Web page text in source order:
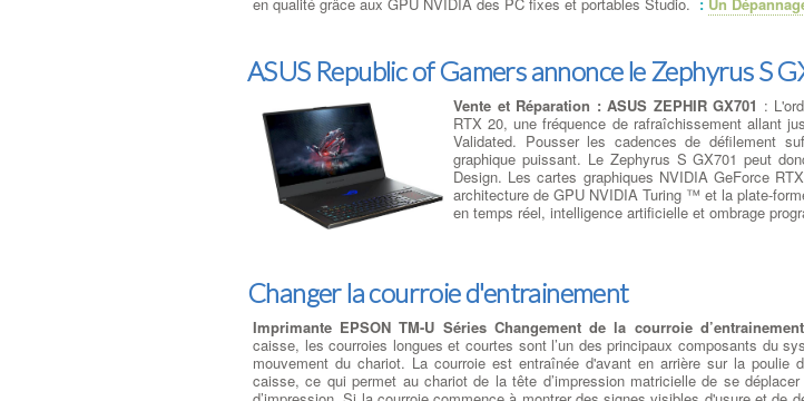
ASUS Republic of Gamers annonce le Zephyrus S
Vente et Réparation : ASUS ZEPHIR GX701 :
RTX 20, une fréquence de rafraîchissement allant
Validated. Pousser les cadences de défilement
graphique puissant. Le Zephyrus S GX701 peut
Design. Les cartes graphiques NVIDIA GeForce
architecture de GPU NVIDIA Turing ™ et la plate-
en temps réel, intelligence artificielle et ombrage
Changer la courroie d'entrainement
Imprimante EPSON TM-U Séries Changement de la courroie d’entrainement
caisse, les courroies longues et courtes sont l’un des principaux composants du
mouvement du chariot. La courroie est entraînée d'avant en arrière sur la poulie
caisse, ce qui permet au chariot de la tête d’impression matricielle de se